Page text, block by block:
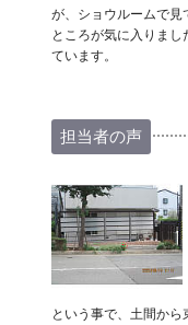
が、ショウルームで見
ところが気に入りま
ています。
担当者の声
という事で、土間か